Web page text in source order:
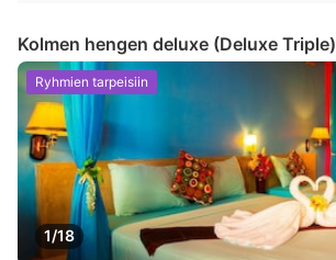
Kolmen hengen deluxe (Deluxe Triple)
1/18
Ryhmien tarpeisiin